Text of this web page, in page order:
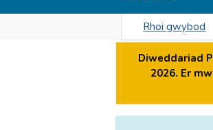
Rhoi gwybod
Diweddariad
2026. Er